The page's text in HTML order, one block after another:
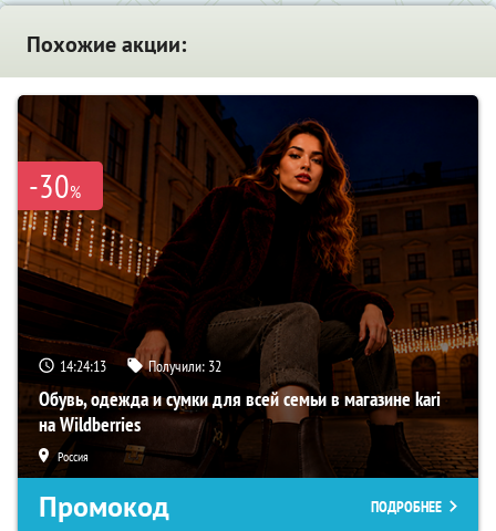
Похожие акции:
-30%
14:24:13 Получили: 32
Обувь, одежда и сумки для всей семьи в магазине kari
на Wildberries
Россия
Промокод ПОДРОБНЕЕ